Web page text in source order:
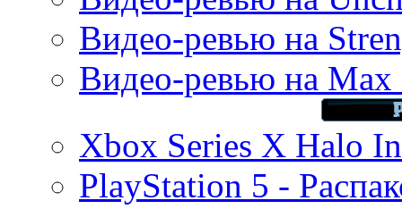
Видео-ревью на
Видео-ревью на Max
Xbox Series X Halo
PlayStation 5 -